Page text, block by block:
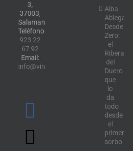
3,
37003,
Salamanca.
Teléfono:
923 22
67 92
Email:
info@vinotecalavendimia.es
Alba
Abiega
Desde
Zero:
el
Ribera
del
Duero
que
lo
da
todo
desde
el
primer
sorbo